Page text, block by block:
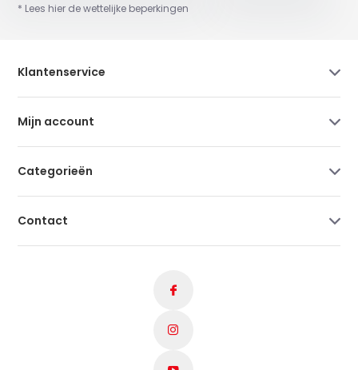
* Lees hier de wettelijke beperkingen
Klantenservice
Mijn account
Categorieën
Contact